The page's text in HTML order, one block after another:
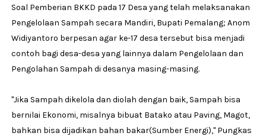
Soal Pemberian BKKD pada 17 Desa yang telah melaksanakan
Pengelolaan Sampah secara Mandiri, Bupati Pemalang; Anom
Widiyantoro berpesan agar ke-17 desa tersebut bisa menjadi
contoh bagi desa-desa yang lainnya dalam Pengelolaan dan
Pengolahan Sampah di desanya masing-masing.
''Jika Sampah dikelola dan diolah dengan baik, Sampah bisa
bernilai Ekonomi, misalnya bibuat Batako atau Paving, Magot,
bahkan bisa dijadikan bahan bakar(Sumber Energi),'' Pungkas